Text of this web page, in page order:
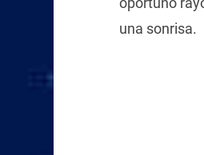
una sonrisa.